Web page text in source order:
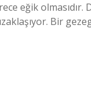
eğik olmasıdır.
Bir